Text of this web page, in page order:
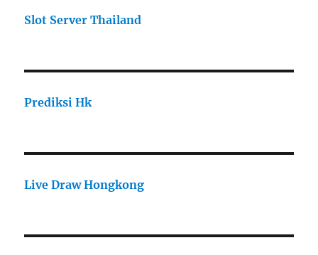
Slot Server Thailand
Prediksi Hk
Live Draw Hongkong